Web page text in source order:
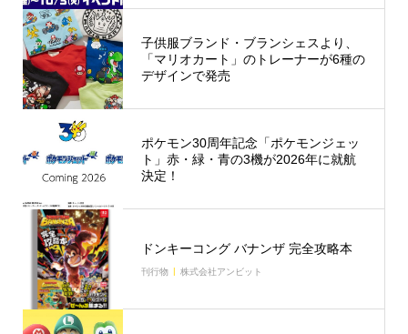
子供服ブランド・ブランシェスより、
「マリオカート」のトレーナーが6種の
デザインで発売
ポケモン30周年記念「ポケモンジェッ
ト」赤・緑・青の3機が2026年に就航
決定！
ドンキーコング バナンザ 完全攻略本
刊行物 株式会社アンビット